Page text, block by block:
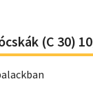
(C 30)